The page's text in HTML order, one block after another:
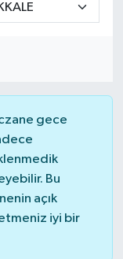
gece
Bu
açık
iyi bir